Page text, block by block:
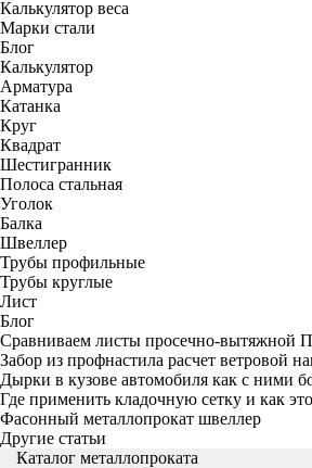
Калькулятор веса
Марки стали
Блог
Калькулятор
Арматура
Катанка
Круг
Квадрат
Шестигранник
Полоса стальная
Уголок
Балка
Швеллер
Трубы профильные
Трубы круглые
Лист
Блог
Сравниваем листы просечно-вытяжной
Забор из профнастила расчет ветровой
Дырки в кузове автомобиля как с ними
Где применить кладочную сетку и как
Фасонный металлопрокат швеллер
Другие статьи
Каталог металлопроката